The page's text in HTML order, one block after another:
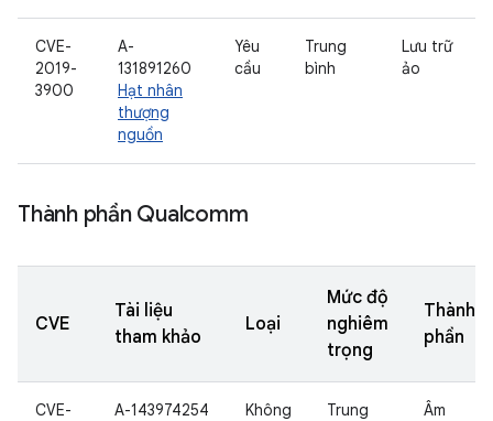
CVE-
2019-
3900
A-
131891260
Hạt nhân
thượng
nguồn
Yêu
cầu
Trung
bình
Lưu trữ
ảo
Thành phần Qualcomm
CVE
Tài liệu
tham khảo
Loại
Mức độ
nghiêm
trọng
Thành
phần
CVE-
A-143974254
Không
Trung
Âm